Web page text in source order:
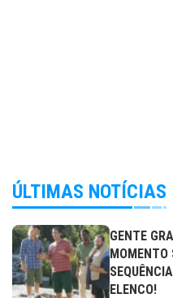
ÚLTIMAS NOTÍCIAS
GENTE
MOMENTO
ELENCO!